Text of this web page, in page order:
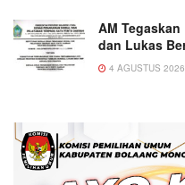
AM
dan Lukas
4 AGUSTUS 2026